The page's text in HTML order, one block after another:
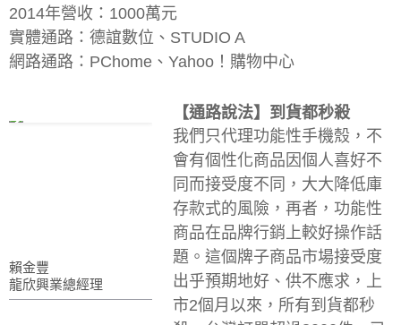
2014年營收：1000萬元
實體通路：德誼數位、STUDIO A
網路通路：PChome、Yahoo！購物中心
賴金豐
龍欣興業總經理
【通路說法】到貨都秒殺
我們只代理功能性手機殼，不
會有個性化商品因個人喜好不
同而接受度不同，大大降低庫
存款式的風險，再者，功能性
商品在品牌行銷上較好操作話
題。這個牌子商品市場接受度
出乎預期地好、供不應求，上
市2個月以來，所有到貨都秒